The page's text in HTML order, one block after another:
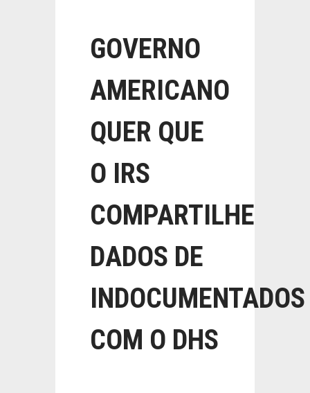
GOVERNO
AMERICANO
QUER QUE
O IRS
COMPARTILHE
DADOS DE
INDOCUMENTADOS
COM O DHS